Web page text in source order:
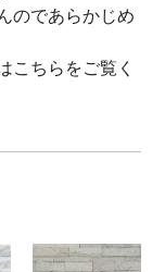
のであらかじめ
こちら をご覧く